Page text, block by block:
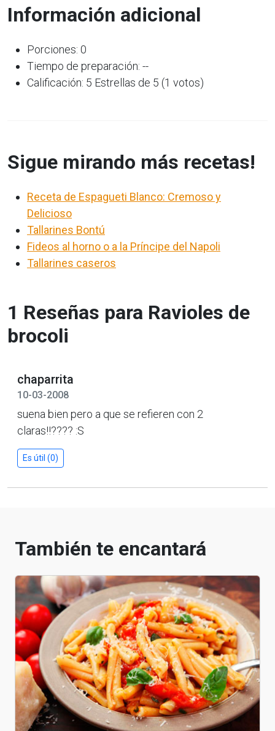
Información adicional
Porciones: 0
Tiempo de preparación: --
Calificación: 5 Estrellas de 5 (1 votos)
Sigue mirando más recetas!
Receta de Espagueti Blanco: Cremoso y
Delicioso
Tallarines Bontú
Fideos al horno o a la Príncipe del Napoli
Tallarines caseros
1 Reseñas para Ravioles de
brocoli
chaparrita
10-03-2008
suena bien pero a que se refieren con 2
claras!!???? :S
Es útil (0)
También te encantará